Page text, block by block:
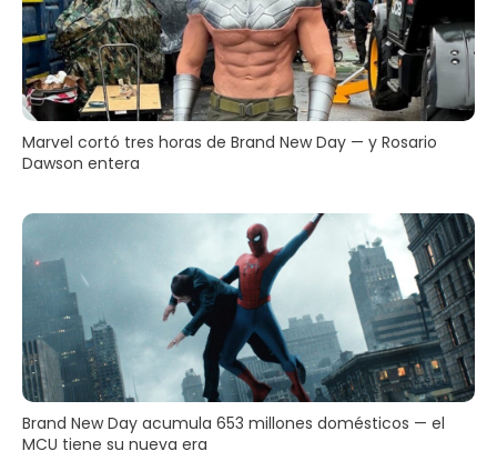
Marvel cortó tres horas de Brand New Day — y Rosario
Dawson entera
Brand New Day acumula 653 millones domésticos — el
MCU tiene su nueva era